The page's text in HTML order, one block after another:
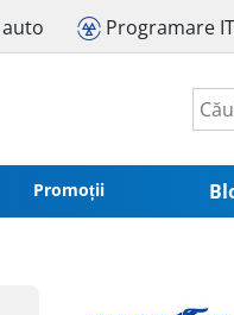
Programare
Promoții